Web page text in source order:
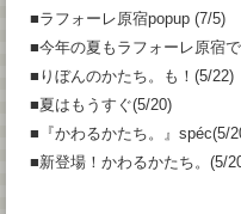
■ラフォーレ原宿popup (7/5)
■今年の夏もラフォーレ原宿
■ りぼんのかたち。も！(5/22)
■夏はもうすぐ(5/20)
■ 『かわるかたち。』spéc(5/
■新登場！かわるかたち。(5/